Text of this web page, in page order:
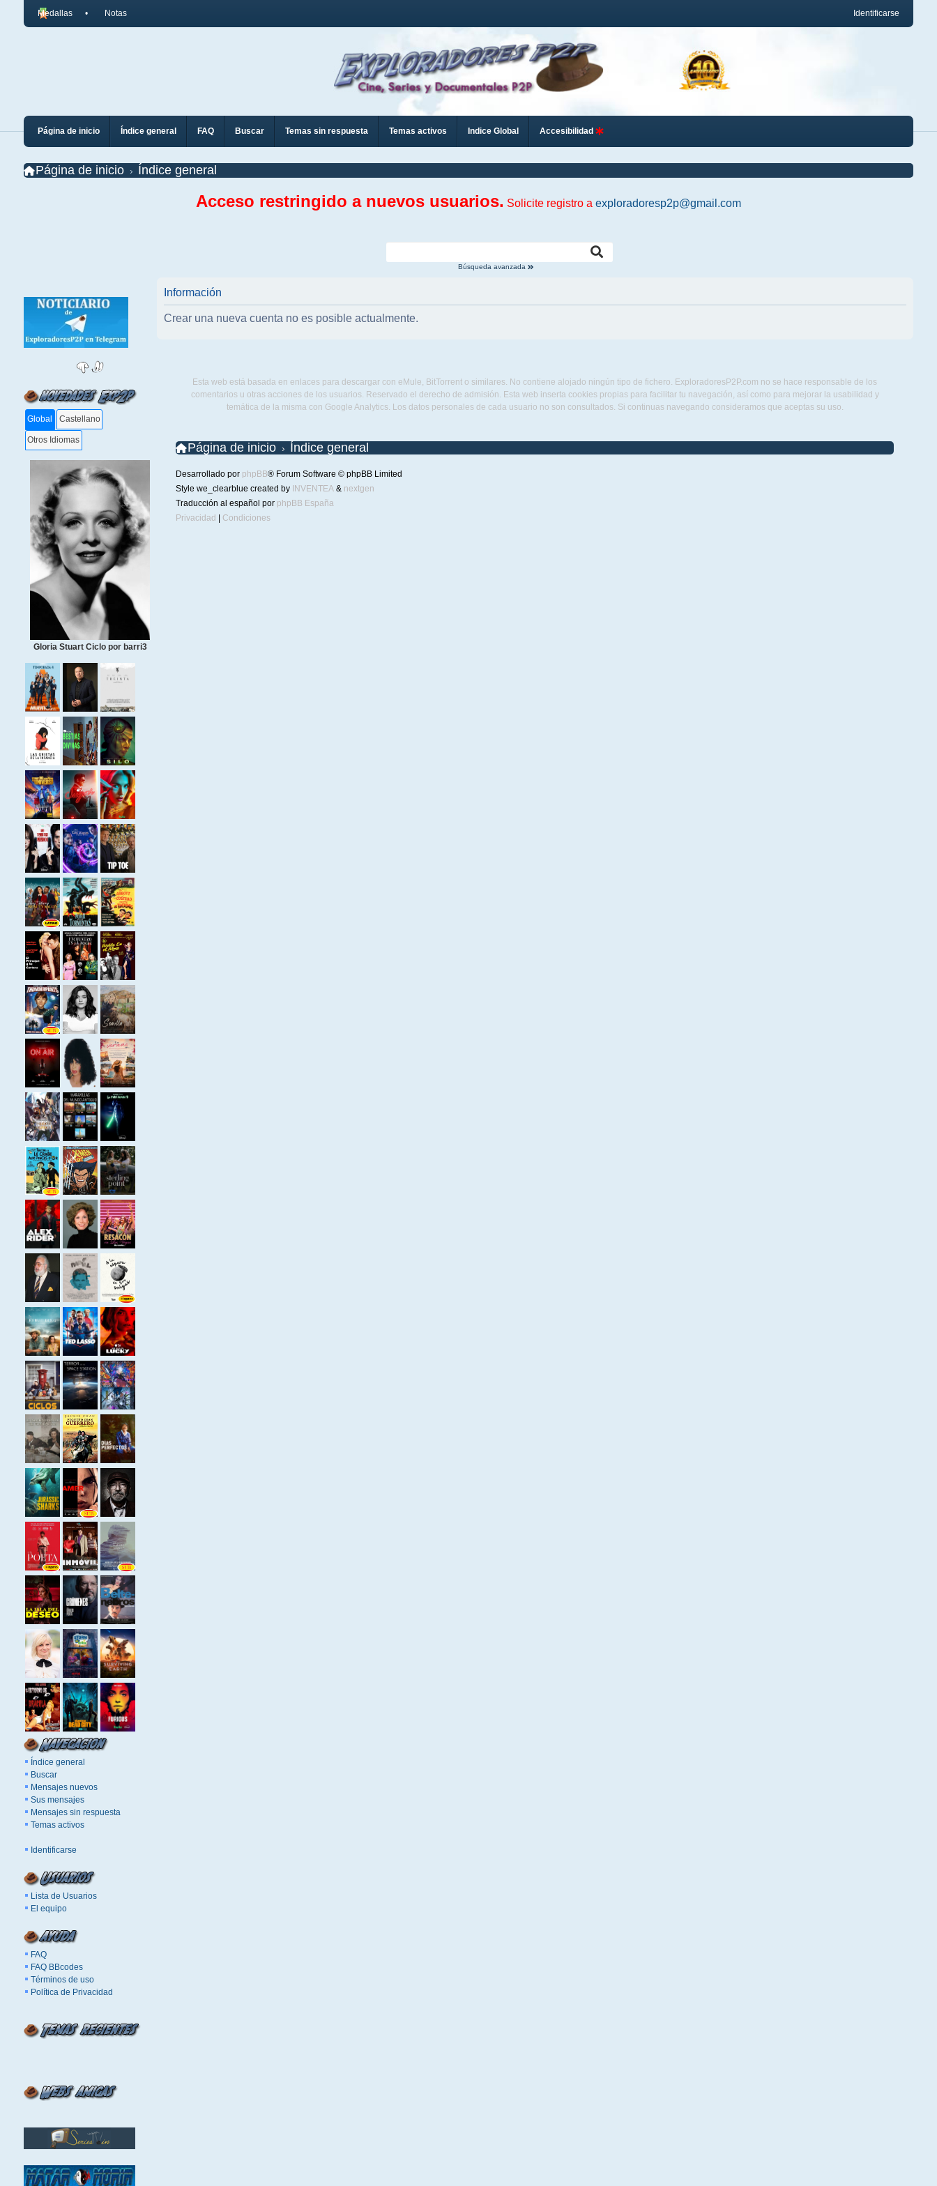
Identificarse
Medallas Notas
Página de inicio Índice general FAQ Buscar Temas sin respuesta Temas activos Indice Global Accesibilidad
Página de inicio Índice general
Acceso restringido a nuevos usuarios. Solicite registro a exploradoresp2p@gmail.com
Búsqueda avanzada
Global Castellano
Otros Idiomas
Gloria Stuart Ciclo por barri3
Índice general
Buscar
Mensajes nuevos
Sus mensajes
Mensajes sin respuesta
Temas activos
Identificarse
Lista de Usuarios
El equipo
FAQ
FAQ BBcodes
Términos de uso
Política de Privacidad
Información
Crear una nueva cuenta no es posible actualmente.
Esta web está basada en enlaces para descargar con eMule, BitTorrent o similares. No contiene alojado ningún tipo de fichero. ExploradoresP2P.com no se hace responsable de los
comentarios u otras acciones de los usuarios. Reservado el derecho de admisión. Esta web inserta cookies propias para facilitar tu navegación, así como para mejorar la usabilidad y
temática de la misma con Google Analytics. Los datos personales de cada usuario no son consultados. Si continuas navegando consideramos que aceptas su uso.
Página de inicio Índice general
Desarrollado por phpBB® Forum Software © phpBB Limited
Style we_clearblue created by INVENTEA& nextgen
Traducción al español por phpBB España
Privacidad | Condiciones